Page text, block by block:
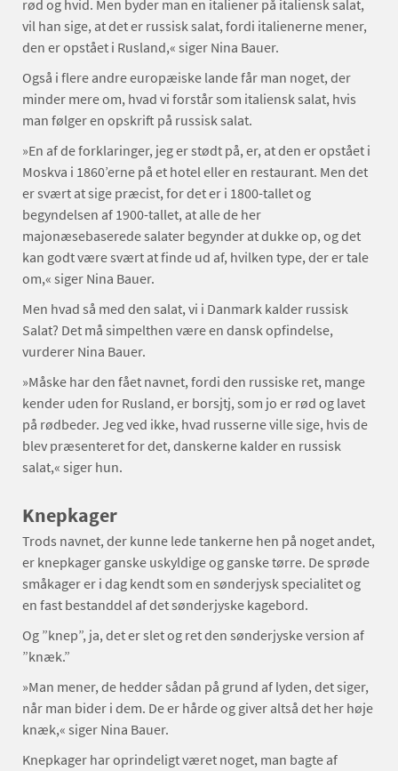
rød og hvid. Men byder man en italiener på italiensk salat,
vil han sige, at det er russisk salat, fordi italienerne mener,
den er opstået i Rusland,« siger Nina Bauer.
Også i flere andre europæiske lande får man noget, der
minder mere om, hvad vi forstår som italiensk salat, hvis
man følger en opskrift på russisk salat.
»En af de forklaringer, jeg er stødt på, er, at den er opstået i
Moskva i 1860’erne på et hotel eller en restaurant. Men det
er svært at sige præcist, for det er i 1800-tallet og
begyndelsen af 1900-tallet, at alle de her
majonæsebaserede salater begynder at dukke op, og det
kan godt være svært at finde ud af, hvilken type, der er tale
om,« siger Nina Bauer.
Men hvad så med den salat, vi i Danmark kalder russisk
Salat? Det må simpelthen være en dansk opfindelse,
vurderer Nina Bauer.
»Måske har den fået navnet, fordi den russiske ret, mange
kender uden for Rusland, er borsjtj, som jo er rød og lavet
på rødbeder. Jeg ved ikke, hvad russerne ville sige, hvis de
blev præsenteret for det, danskerne kalder en russisk
salat,« siger hun.
Knepkager
Trods navnet, der kunne lede tankerne hen på noget andet,
er knepkager ganske uskyldige og ganske tørre. De sprøde
småkager er i dag kendt som en sønderjysk specialitet og
en fast bestanddel af det sønderjyske kagebord.
Og ”knep”, ja, det er slet og ret den sønderjyske version af
”knæk.”
»Man mener, de hedder sådan på grund af lyden, det siger,
når man bider i dem. De er hårde og giver altså det her høje
knæk,« siger Nina Bauer.
Knepkager har oprindeligt været noget, man bagte af